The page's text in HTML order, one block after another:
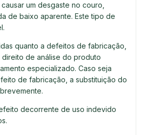
um desgaste no couro,
de baixo aparente. Este tipo de
quanto a defeitos de fabricação,
de análise do produto
especializado. Caso seja
de fabricação, a substituição do
decorrente de uso indevido